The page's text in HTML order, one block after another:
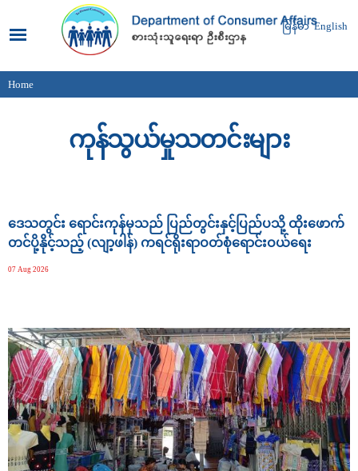
main
content
မြန်မာ English
You are here
Home
ကုန်သွယ်မှုသတင်းများ
ဒေသတွင်း ရောင်းကုန်မှသည် ပြည်တွင်းနှင့်ပြည်ပသို့ ထိုးဖောက်
တင်ပို့နိုင့်သည့် (လျာ့ဖါန်) ကရင်ရိုးရာဝတ်စုံရောင်းဝယ်ရေး
07 Aug 2026